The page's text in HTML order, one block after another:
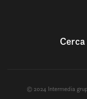
© 2024 Intermedia